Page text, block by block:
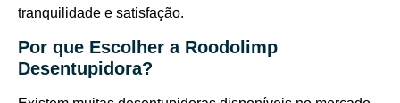
tranquilidade e satisfação.
Por que Escolher a Roodolimp
Desentupidora?